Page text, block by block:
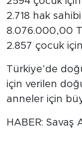
2.718 hak
8.076.000,00
2.857 çocuk
Türkiye’de
için verilen
anneler için
HABER: Savaş